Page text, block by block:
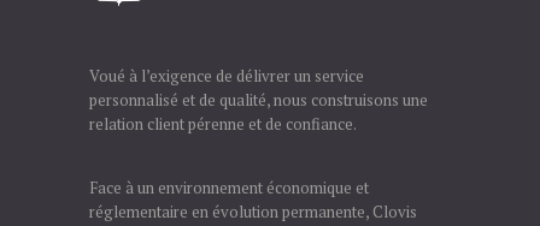
Voué à l’exigence de délivrer un service
personnalisé et de qualité, nous construisons une
relation client pérenne et de confiance.
Face à un environnement économique et
réglementaire en évolution permanente, Clovis